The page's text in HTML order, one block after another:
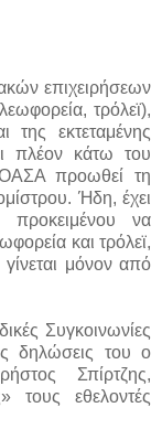
επιχειρήσεων
τρόλεϊ),
της εκτεταμένης
πλέον κάτω του
προωθεί τη
Ήδη, έχει
να
και τρόλεϊ,
μόνον από
Συγκοινωνίες
δηλώσεις του ο
Σπίρτζης,
τους εθελοντές